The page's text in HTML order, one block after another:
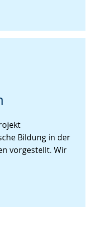
Bildung in der
vorgestellt. Wir